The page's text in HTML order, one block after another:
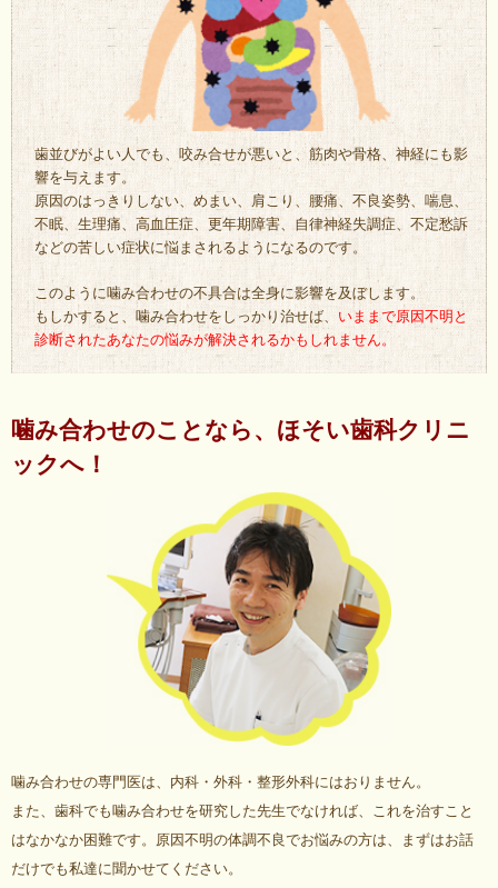
歯並びがよい人でも、咬み合せが悪いと、筋肉や骨格、神経にも影
響を与えます。
原因のはっきりしない、めまい、肩こり、腰痛、不良姿勢、喘息、
不眠、生理痛、高血圧症、更年期障害、自律神経失調症、不定愁訴
などの苦しい症状に悩まされるようになるのです。
このように噛み合わせの不具合は全身に影響を及ぼします。
もしかすると、噛み合わせをしっかり治せば、 いままで原因不明と
診断されたあなたの悩みが解決されるかもしれません。
噛み合わせのことなら、ほそい歯科クリニ
ックへ！
噛み合わせの専門医は、内科・外科・整形外科にはおりません。
また、歯科でも噛み合わせを研究した先生でなければ、これを治すこと
はなかなか困難です。原因不明の体調不良でお悩みの方は、まずはお話
だけでも私達に聞かせてください。